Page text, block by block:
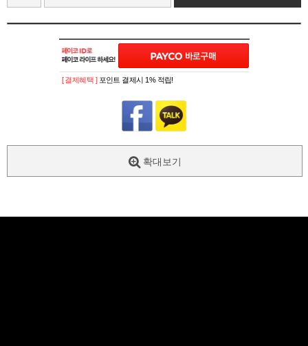
[ 결제혜택 ] 포인트 결제시 1% 적립!
확대보기